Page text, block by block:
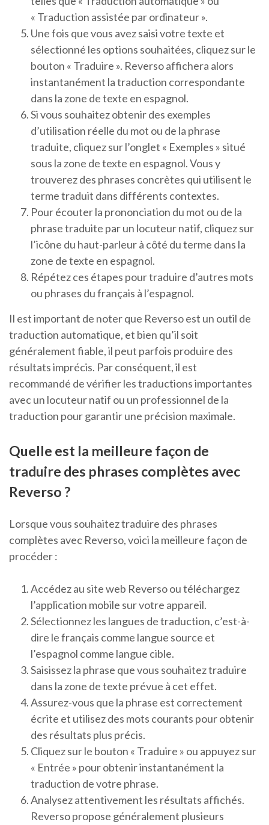
« Traduction assistée par ordinateur ».
Une fois que vous avez saisi votre texte et
sélectionné les options souhaitées, cliquez sur le
bouton « Traduire ». Reverso affichera alors
instantanément la traduction correspondante
dans la zone de texte en espagnol.
Si vous souhaitez obtenir des exemples
d’utilisation réelle du mot ou de la phrase
traduite, cliquez sur l’onglet « Exemples » situé
sous la zone de texte en espagnol. Vous y
trouverez des phrases concrètes qui utilisent le
terme traduit dans différents contextes.
Pour écouter la prononciation du mot ou de la
phrase traduite par un locuteur natif, cliquez sur
l’icône du haut-parleur à côté du terme dans la
zone de texte en espagnol.
Répétez ces étapes pour traduire d’autres mots
ou phrases du français à l’espagnol.
Il est important de noter que Reverso est un outil de
traduction automatique, et bien qu’il soit
généralement fiable, il peut parfois produire des
résultats imprécis. Par conséquent, il est
recommandé de vérifier les traductions importantes
avec un locuteur natif ou un professionnel de la
traduction pour garantir une précision maximale.
Quelle est la meilleure façon de
traduire des phrases complètes avec
Reverso ?
Lorsque vous souhaitez traduire des phrases
complètes avec Reverso, voici la meilleure façon de
procéder :
Accédez au site web Reverso ou téléchargez
l’application mobile sur votre appareil.
Sélectionnez les langues de traduction, c’est-à-
dire le français comme langue source et
l’espagnol comme langue cible.
Saisissez la phrase que vous souhaitez traduire
dans la zone de texte prévue à cet effet.
Assurez-vous que la phrase est correctement
écrite et utilisez des mots courants pour obtenir
des résultats plus précis.
Cliquez sur le bouton « Traduire » ou appuyez sur
« Entrée » pour obtenir instantanément la
traduction de votre phrase.
Analysez attentivement les résultats affichés.
Reverso propose généralement plusieurs